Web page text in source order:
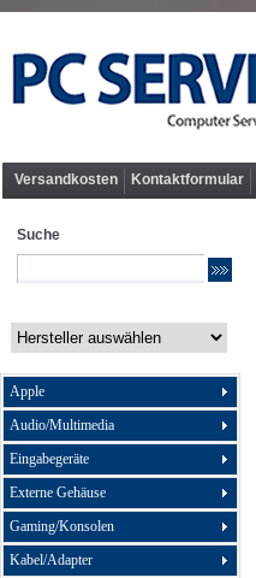
Versandkosten Kontaktformular
Suche
Apple
Audio/Multimedia
Eingabegeräte
Externe Gehäuse
Gaming/Konsolen
Kabel/Adapter